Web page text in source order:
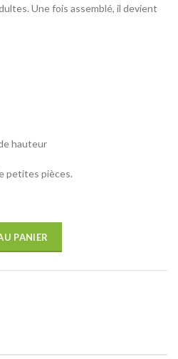
Une fois assemblé, il devient
hauteur
petites pièces.
PANIER